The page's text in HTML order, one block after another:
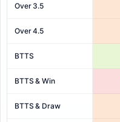
Over 3.5
Over 4.5
BTTS
BTTS & Win
BTTS & Draw